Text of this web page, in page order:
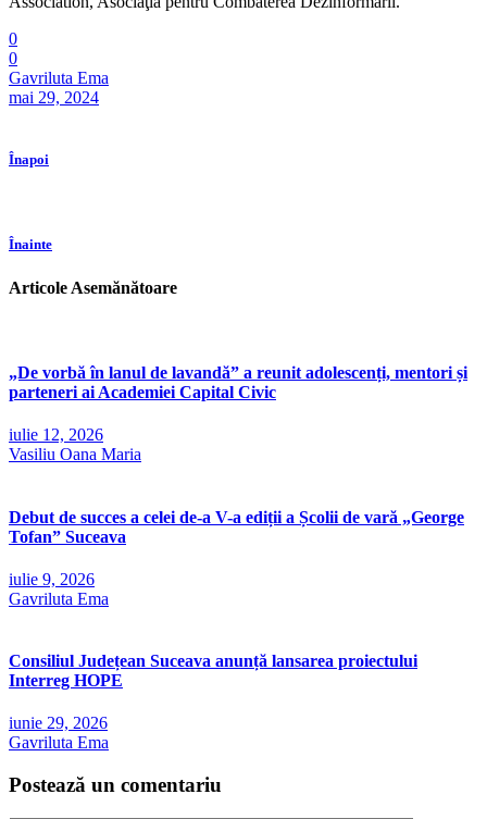
0
0
Gavriluta Ema
mai 29, 2024
Înapoi
Înainte
Articole Asemănătoare
„De vorbă în lanul de lavandă” a reunit adolescenți, mentori și
parteneri ai Academiei Capital Civic
iulie 12, 2026
Vasiliu Oana Maria
Debut de succes a celei de-a V-a ediții a Școlii de vară „George
Tofan” Suceava
iulie 9, 2026
Gavriluta Ema
Consiliul Județean Suceava anunță lansarea proiectului
Interreg HOPE
iunie 29, 2026
Gavriluta Ema
Postează un comentariu